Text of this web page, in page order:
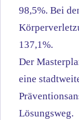
98,5%. Bei
137,1%.
Der
eine
Lösungsweg.